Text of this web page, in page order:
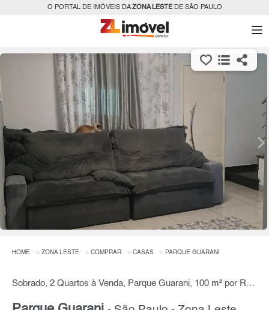
O PORTAL DE IMÓVEIS DAZONA LESTEDE SÃO PAULO
HOME ZONA LESTE COMPRAR CASAS PARQUE GUARANI
Sobrado, 2 Quartos à Venda, Parque Guarani, 100 m² por R$ 410.000,00